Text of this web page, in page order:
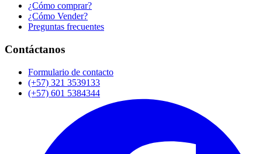
¿Cómo comprar?
¿Cómo Vender?
Preguntas frecuentes
Contáctanos
Formulario de contacto
(+57) 321 3539133
(+57) 601 5384344